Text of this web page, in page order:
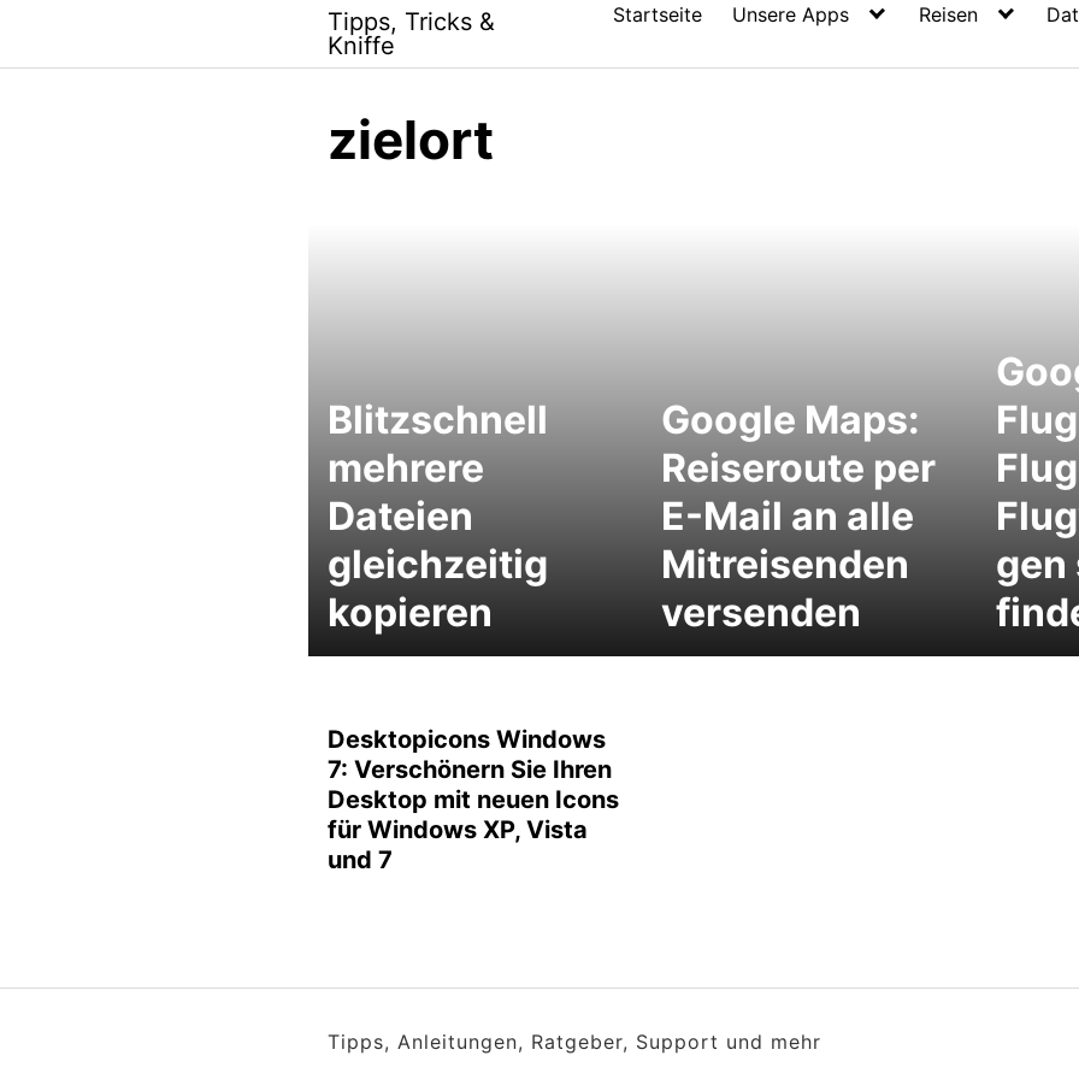
content
Tipps, Tricks &
Kniffe
Startseite Unsere Apps Reisen
zielort
Blitzschnell
mehrere
Dateien
gleichzeitig
kopieren
Google Maps:
Reiseroute per
E-Mail an alle
Mitreisenden
versenden
gen
Desktopicons Windows
7: Verschönern Sie Ihren
Desktop mit neuen Icons
für Windows XP, Vista
und 7
Tipps, Anleitungen, Ratgeber, Support und mehr